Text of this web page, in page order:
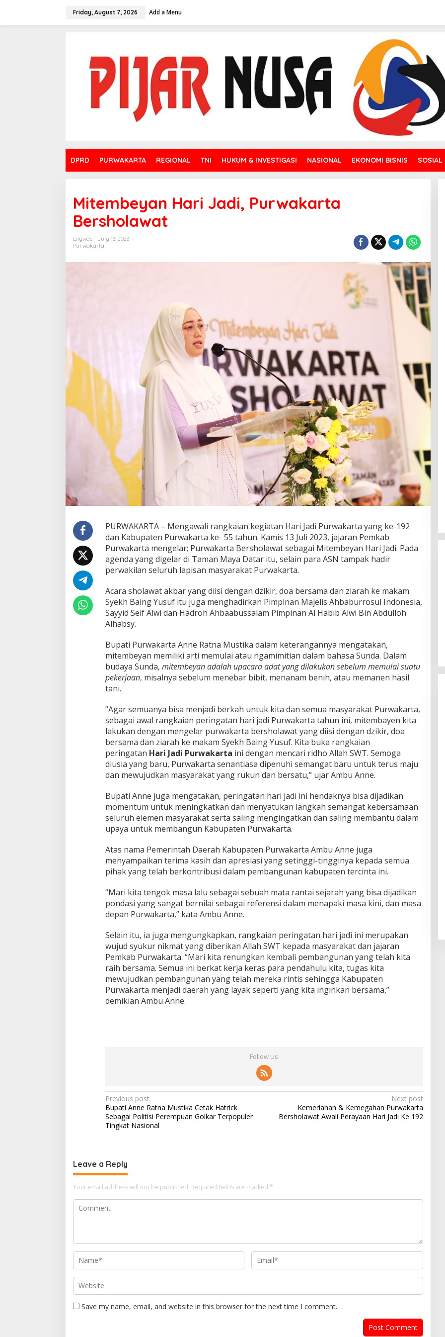
Friday, August 7, 2026 Add a Menu
DPRD PURWAKARTA REGIONAL TNI HUKUM & INVESTIGASI NASIONAL EKONOMI BISNIS SOSIAL
Mitembeyan Hari Jadi, Purwakarta
Bersholawat
Lilywae
July 13, 2023
Purwakarta
PURWAKARTA – Mengawali rangkaian kegiatan Hari Jadi Purwakarta yang ke-192
dan Kabupaten Purwakarta ke- 55 tahun. Kamis 13 Juli 2023, jajaran Pemkab
Purwakarta mengelar; Purwakarta Bersholawat sebagai Mitembeyan Hari Jadi. Pada
agenda yang digelar di Taman Maya Datar itu, selain para ASN tampak hadir
perwakilan seluruh lapisan masyarakat Purwakarta.
Acara sholawat akbar yang diisi dengan dzikir, doa bersama dan ziarah ke makam
Syekh Baing Yusuf itu juga menghadirkan Pimpinan Majelis Ahbaburrosul Indonesia,
Sayyid Seif Alwi dan Hadroh Ahbaabussalam Pimpinan Al Habib Alwi Bin Abdulloh
Alhabsy.
Bupati Purwakarta Anne Ratna Mustika dalam keterangannya mengatakan,
mitembeyan memiliki arti memulai atau ngamimitian dalam bahasa Sunda. Dalam
budaya Sunda, mitembeyan adalah upacara adat yang dilakukan sebelum memulai suatu
pekerjaan, misalnya sebelum menebar bibit, menanam benih, atau memanen hasil
tani.
“Agar semuanya bisa menjadi berkah untuk kita dan semua masyarakat Purwakarta,
sebagai awal rangkaian peringatan hari jadi Purwakarta tahun ini, mitembayen kita
lakukan dengan mengelar purwakarta bersholawat yang diisi dengan dzikir, doa
bersama dan ziarah ke makam Syekh Baing Yusuf. Kita buka rangkaian
peringatan Hari Jadi Purwakarta ini dengan mencari ridho Allah SWT. Semoga
diusia yang baru, Purwakarta senantiasa dipenuhi semangat baru untuk terus maju
dan mewujudkan masyarakat yang rukun dan bersatu,” ujar Ambu Anne.
Bupati Anne juga mengatakan, peringatan hari jadi ini hendaknya bisa dijadikan
momentum untuk meningkatkan dan menyatukan langkah semangat kebersamaan
seluruh elemen masyarakat serta saling mengingatkan dan saling membantu dalam
upaya untuk membangun Kabupaten Purwakarta.
Atas nama Pemerintah Daerah Kabupaten Purwakarta Ambu Anne juga
menyampaikan terima kasih dan apresiasi yang setinggi-tingginya kepada semua
pihak yang telah berkontribusi dalam pembangunan kabupaten tercinta ini.
“Mari kita tengok masa lalu sebagai sebuah mata rantai sejarah yang bisa dijadikan
pondasi yang sangat bernilai sebagai referensi dalam menapaki masa kini, dan masa
depan Purwakarta,” kata Ambu Anne.
Selain itu, ia juga mengungkapkan, rangkaian peringatan hari jadi ini merupakan
wujud syukur nikmat yang diberikan Allah SWT kepada masyarakat dan jajaran
Pemkab Purwakarta. “Mari kita renungkan kembali pembangunan yang telah kita
raih bersama. Semua ini berkat kerja keras para pendahulu kita, tugas kita
mewujudkan pembangunan yang telah mereka rintis sehingga Kabupaten
Purwakarta menjadi daerah yang layak seperti yang kita inginkan bersama,”
demikian Ambu Anne.
Follow Us
Post
navigation
Previous post
Bupati Anne Ratna Mustika Cetak Hatrick
Sebagai Politisi Perempuan Golkar Terpopuler
Tingkat Nasional
Next post
Kemeriahan & Kemegahan Purwakarta
Bersholawat Awali Perayaan Hari Jadi Ke 192
Leave a Reply
Your email address will not be published. Required fields are marked *
Save my name, email, and website in this browser for the next time I comment.
Wakil Panglima TNI dan Sejumlah
Marinir